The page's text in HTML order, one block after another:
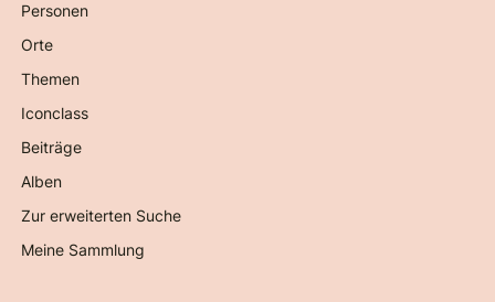
Personen
Orte
Themen
Iconclass
Beiträge
Alben
Zur erweiterten Suche
Meine Sammlung